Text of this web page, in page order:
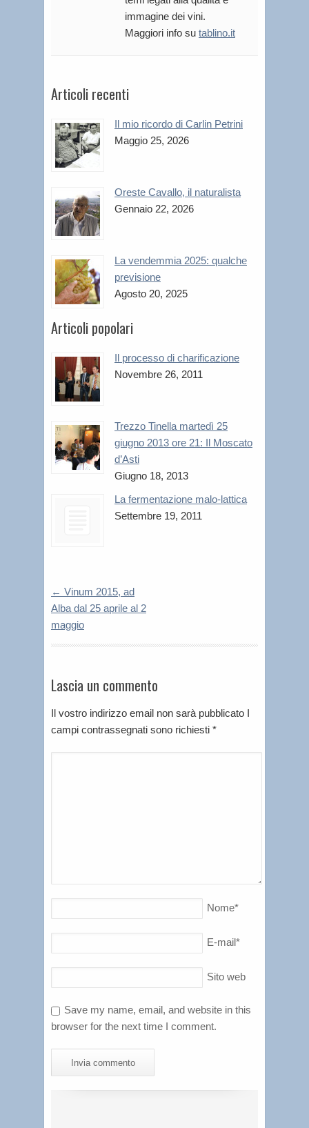
immagine dei vini.
Maggiori info su tablino.it
Articoli recenti
Il mio ricordo di Carlin Petrini
Maggio 25, 2026
Oreste Cavallo, il naturalista
Gennaio 22, 2026
La vendemmia 2025: qualche
previsione
Agosto 20, 2025
Articoli popolari
Il processo di charificazione
Novembre 26, 2011
Trezzo Tinella martedì 25
giugno 2013 ore 21: Il Moscato
d’Asti
Giugno 18, 2013
La fermentazione malo-lattica
Settembre 19, 2011
← Vinum 2015, ad
Alba dal 25 aprile al 2
maggio
Lascia un commento
Il vostro indirizzo email non sarà pubblicato I
campi contrassegnati sono richiesti *
Nome*
E-mail*
Sito web
Save my name, email, and website in this
browser for the next time I comment.